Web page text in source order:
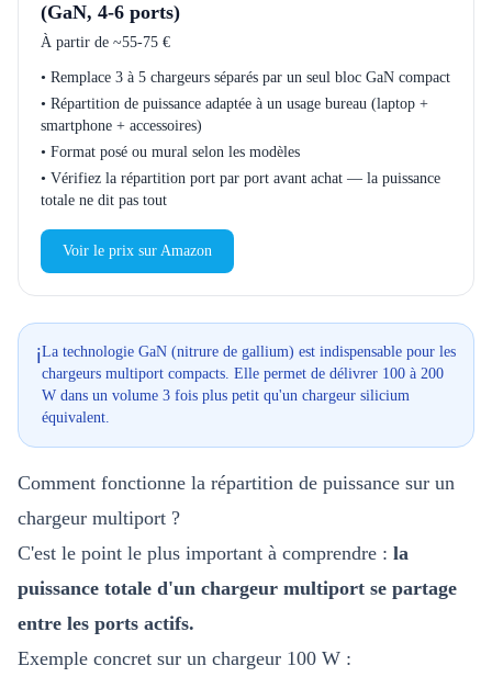
(GaN, 4-6 ports)
À partir de ~55-75 €
• Remplace 3 à 5 chargeurs séparés par un seul bloc GaN compact
• Répartition de puissance adaptée à un usage bureau (laptop +
smartphone + accessoires)
• Format posé ou mural selon les modèles
• Vérifiez la répartition port par port avant achat — la puissance
totale ne dit pas tout
Voir le prix sur Amazon
ℹ️La technologie GaN (nitrure de gallium) est indispensable pour les
chargeurs multiport compacts. Elle permet de délivrer 100 à 200
W dans un volume 3 fois plus petit qu'un chargeur silicium
équivalent.
Comment fonctionne la répartition de puissance sur un
chargeur multiport ?
C'est le point le plus important à comprendre : la
puissance totale d'un chargeur multiport se partage
entre les ports actifs.
Exemple concret sur un chargeur 100 W :